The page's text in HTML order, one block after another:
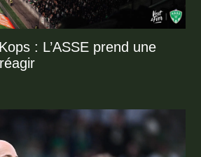
: L’ASSE prend une